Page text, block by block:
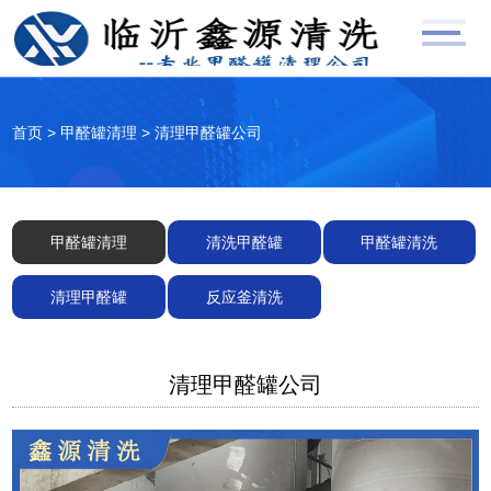
首页 > 甲醛罐清理 >清理甲醛罐公司
甲醛罐清理 清洗甲醛罐 甲醛罐清洗
清理甲醛罐 反应釜清洗
清理甲醛罐公司